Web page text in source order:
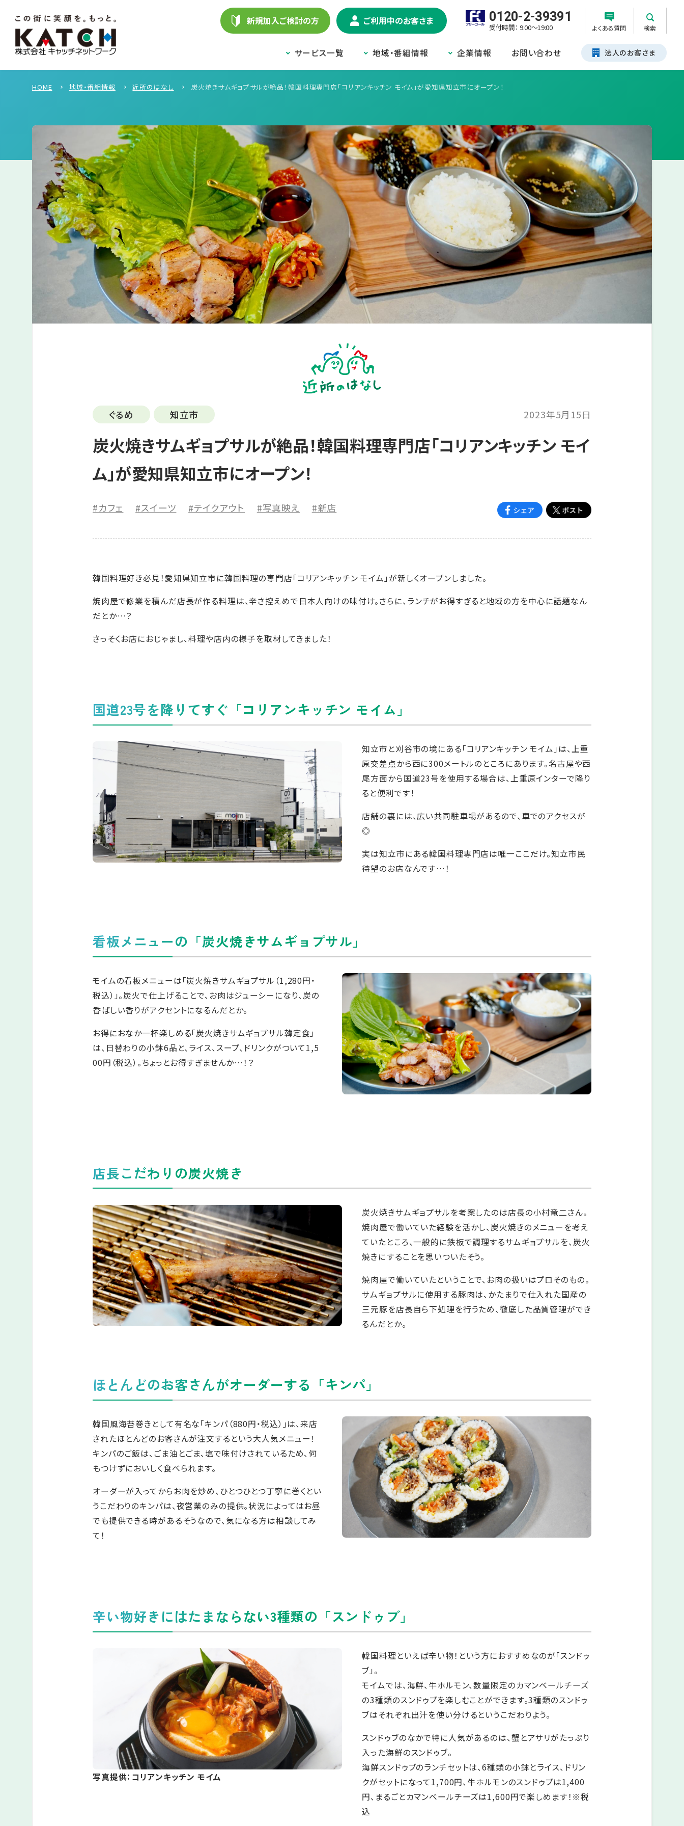
新規加入ご検討の方 ご利用中のお客さま 0120-2-39391
受付時間： 9:00～19:00 よくある質問 検索
サービス一覧 地域・番組情報 企業情報 お問い合わせ 法人のお客さま
HOME 地域・番組情報 近所のはなし 炭火焼きサムギョプサルが絶品！韓国料理専門店「コリアンキッチン モイム」が愛知県知立市にオープン！
ぐるめ 知立市 2023年5月15日
炭火焼きサムギョプサルが絶品！韓国料理専門店「コリアンキッチン モイ
ム」が愛知県知立市にオープン！
#カフェ #スイーツ #テイクアウト #写真映え #新店
韓国料理好き必見！愛知県知立市に韓国料理の専門店「コリアンキッチン モイム」が新しくオープンしました。
焼肉屋で修業を積んだ店長が作る料理は、辛さ控えめで日本人向けの味付け。さらに、ランチがお得すぎると地域の方を中心に話題なん
だとか…？
さっそくお店におじゃまし、料理や店内の様子を取材してきました！
国道23号を降りてすぐ「コリアンキッチン モイム」
知立市と刈谷市の境にある「コリアンキッチン モイム」は、上重
原交差点から西に300メートルのところにあります。名古屋や西
尾方面から国道23号を使用する場合は、上重原インターで降り
ると便利です！
店舗の裏には、広い共同駐車場があるので、車でのアクセスが
◎
実は知立市にある韓国料理専門店は唯一ここだけ。知立市民
待望のお店なんです…！
看板メニューの「炭火焼きサムギョプサル」
モイムの看板メニューは「炭火焼きサムギョプサル（1,280円・
税込）」。炭火で仕上げることで、お肉はジューシーになり、炭の
香ばしい香りがアクセントになるんだとか。
お得におなか一杯楽しめる「炭火焼きサムギョプサル韓定食」
は、日替わりの小鉢6品と、ライス、スープ、ドリンクがついて1,5
00円（税込）。ちょっとお得すぎませんか…！？
店長こだわりの炭火焼き
炭火焼きサムギョプサルを考案したのは店長の小村竜二さん。
焼肉屋で働いていた経験を活かし、炭火焼きのメニューを考え
ていたところ、一般的に鉄板で調理するサムギョプサルを、炭火
焼きにすることを思いついたそう。
焼肉屋で働いていたということで、お肉の扱いはプロそのもの。
サムギョプサルに使用する豚肉は、かたまりで仕入れた国産の
三元豚を店長自ら下処理を行うため、徹底した品質管理ができ
るんだとか。
ほとんどのお客さんがオーダーする「キンパ」
韓国風海苔巻きとして有名な「キンパ（880円・税込）」は、来店
されたほとんどのお客さんが注文するという大人気メニュー！
キンパのご飯は、ごま油とごま、塩で味付けされているため、何
もつけずにおいしく食べられます。
オーダーが入ってからお肉を炒め、ひとつひとつ丁寧に巻くとい
うこだわりのキンパは、夜営業のみの提供。状況によってはお昼
でも提供できる時があるそうなので、気になる方は相談してみ
て！
辛い物好きにはたまならない3種類の「スンドゥブ」
写真提供：コリアンキッチン モイム
韓国料理といえば辛い物！という方におすすめなのが「スンドゥ
ブ」。
モイムでは、海鮮、牛ホルモン、数量限定のカマンベールチーズ
の3種類のスンドゥブを楽しむことができます。3種類のスンドゥ
ブはそれぞれ出汁を使い分けるというこだわりよう。
スンドゥブのなかで特に人気があるのは、蟹とアサリがたっぷり
入った海鮮のスンドゥブ。
海鮮スンドゥブのランチセットは、6種類の小鉢とライス、ドリン
クがセットになって1,700円、牛ホルモンのスンドゥブは1,400
円、まるごとカマンベールチーズは1,600円で楽しめます！※税
込